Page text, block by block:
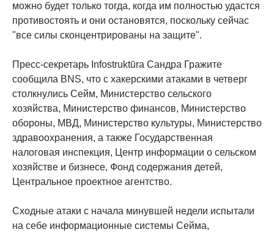
можно будет только тогда, когда им полностью удастся
противостоять и они остановятся, поскольку сейчас
"все силы сконцентрированы на защите".
Пресс-секретарь Infostruktūra Сандра Гражите
сообщила BNS, что с хакерскими атаками в четверг
столкнулись Сейм, Министерство сельского
хозяйства, Министерство финансов, Министерство
обороны, МВД, Министерство культуры, Министерство
здравоохранения, а также Государственная
налоговая инспекция, Центр информации о сельском
хозяйстве и бизнесе, Фонд содержания детей,
Центральное проектное агентство.
Сходные атаки с начала минувшей недели испытали
на себе информационные системы Сейма,